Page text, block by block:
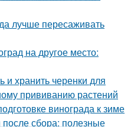
лучше пересаживать
на другое место:
и хранить черенки для
прививанию растений
винограда к зиме
после сбора: полезные